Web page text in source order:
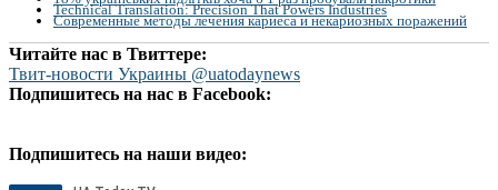
Technical Translation: Precision That Powers Industries
Современные методы лечения кариеса и некариозных поражений
Читайте нас в Твиттере:
Твит-новости Украины @uatodaynews
Подпишитесь на нас в Facebook:
Подпишитесь на наши видео: